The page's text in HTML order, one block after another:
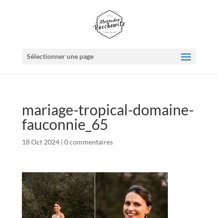
Sélectionner une page
mariage-tropical-domaine-
fauconnie_65
18 Oct 2024| 0 commentaires